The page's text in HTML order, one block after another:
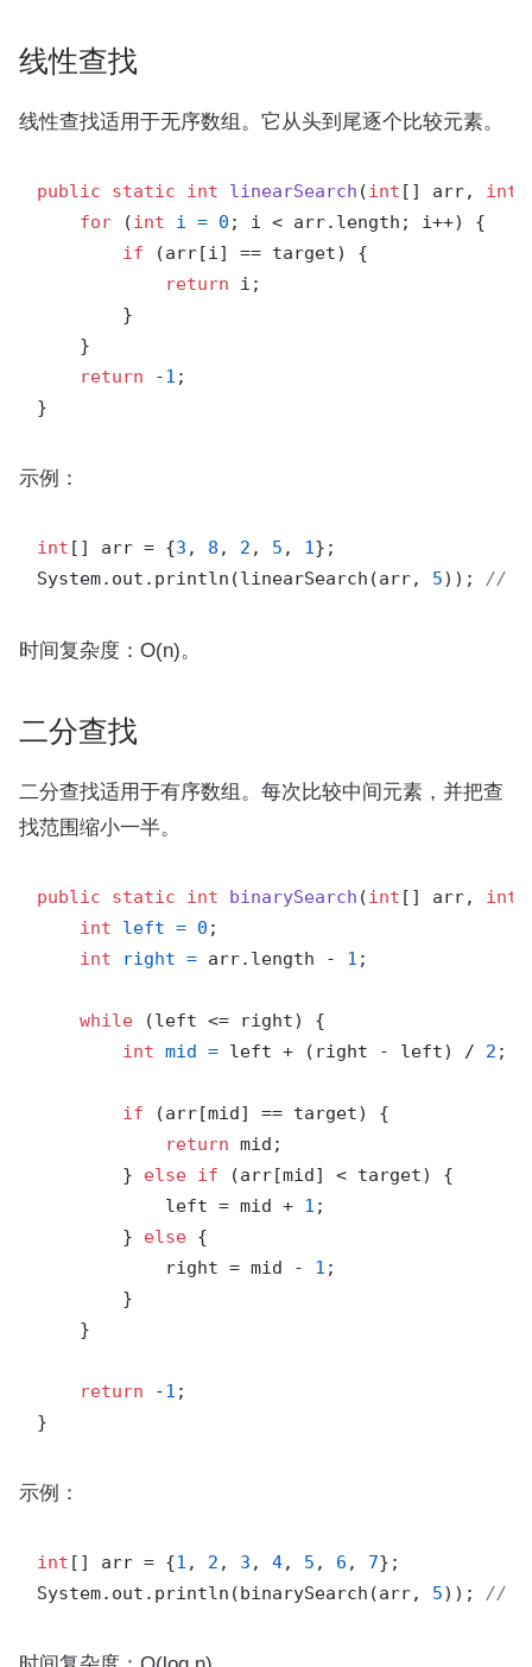
线性查找
线性查找适用于无序数组。它从头到尾逐个比较元素。
public static int linearSearch (int [] arr, int
for (int i = 0 ; i < arr.length; i++) {
if (arr[i] == target) {
return i;
        }
    }
return -1 ;
示例：
int [] arr = {3 , 8 , 2 , 5 , 1};
System.out.println(linearSearch(arr, 5)); // 3
时间复杂度：O(n)。
二分查找
二分查找适用于有序数组。每次比较中间元素，并把查
找范围缩小一半。
public static int binarySearch (int [] arr, int
int
left = 0 ;
int
right = arr.length - 1 ;
while (left <= right) {
int mid = left + (right - left) / 2 ;
if (arr[mid] == target) {
return mid;
        }
else if (arr[mid] < target) {
            left = mid +
1 ;
        }
else {
            right = mid -
1 ;
        }
    }
return -1 ;
示例：
int [] arr = {1 , 2 , 3 , 4, 5 , 6 , 7};
System.out.println(binarySearch(arr, 5)); // 4